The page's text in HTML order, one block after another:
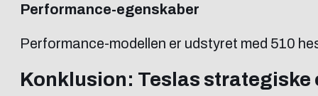
Performance-egenskaber
Performance-modellen er udstyret med 510
Konklusion: Teslas